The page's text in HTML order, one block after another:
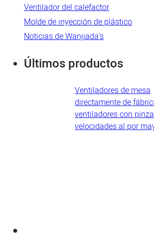
Ventilador del calefactor
Molde de inyección de plástico
Noticias de Wanjiada's
Últimos productos
Ventiladores de mesa
directamente de
ventiladores con
velocidades al por